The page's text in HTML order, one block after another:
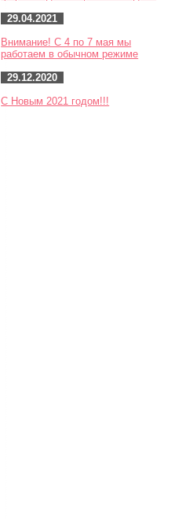
29.04.2021
Внимание! С 4 по 7 мая мы
работаем в обычном режиме
29.12.2020
С Новым 2021 годом!!!